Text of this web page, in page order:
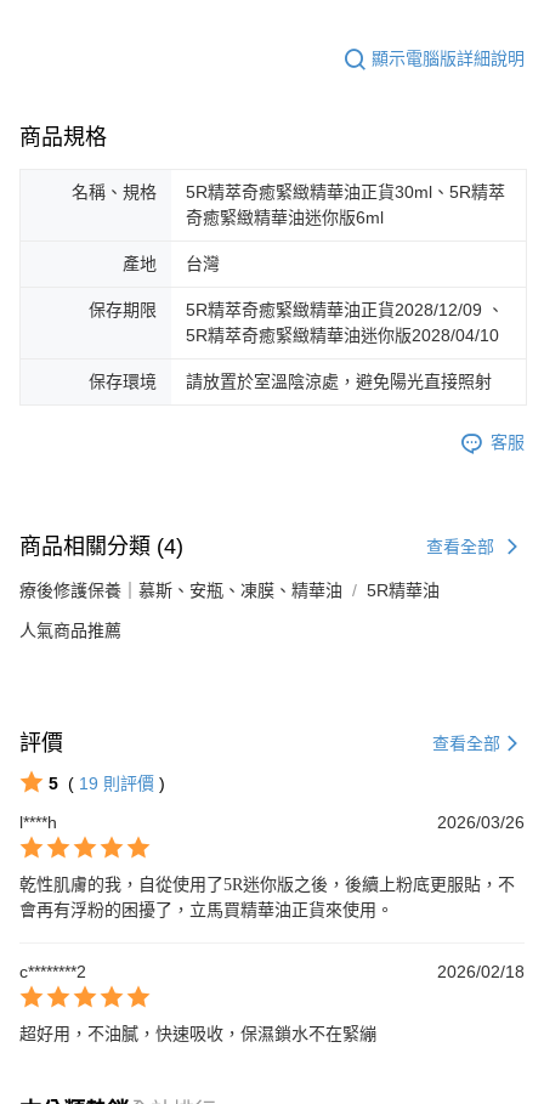
顯示電腦版詳細說明
商品規格
名稱、規格
5R精萃奇癒緊緻精華油正貨30ml、5R精萃
奇癒緊緻精華油迷你版6ml
產地 台灣
保存期限
5R精萃奇癒緊緻精華油正貨2028/12/09 、
5R精萃奇癒緊緻精華油迷你版2028/04/10
保存環境 請放置於室溫陰涼處，避免陽光直接照射
客服
商品相關分類 (4) 查看全部
療後修護保養｜慕斯、安瓶、凍膜、精華油 5R精華油
人氣商品推薦
評價 查看全部
5 ( 19 則評價 )
l****h
2026/03/26
乾性肌膚的我，自從使用了5R迷你版之後，後續上粉底更服貼，不
會再有浮粉的困擾了，立馬買精華油正貨來使用。
c********2 2026/02/18
超好用，不油膩，快速吸收，保濕鎖水不在緊繃